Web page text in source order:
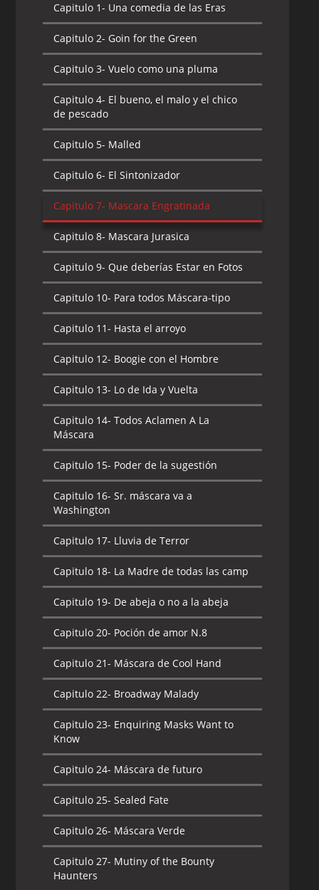
Capitulo 2- El Lado Más Verde de La
Máscara Parte 2
Capitulo 3-El Dúo Terrible
Capitulo 4-Un Paseo Salvaje
Capitulo 5-La sombra de Skillit
Capitulo 6- La Máscara Gemela
Capitulo 7- Una Novia para Pretorius
Capitulo 8- Doble Reverso
Capitulo 9- Ipkissia Aguda
Capitulo 10-Máscara Marciana
Capitulo 11- ¡Voten por mí!
Capitulo 12- Perro Enlatado
Capitulo 13- Noche de Halloween
Capitulo 14- Santa Máscara
Capitulo 15- Personalidad Dividida
Capitulo 1- Una comedia de las Eras
Capitulo 2- Goin for the Green
Capitulo 3- Vuelo como una pluma
Capitulo 4- El bueno, el malo y el chico
de pescado
Capitulo 5- Malled
Capitulo 6- El Sintonizador
Capitulo 7- Mascara Engratinada
Capitulo 8- Mascara Jurasica
Capitulo 9- Que deberías Estar en Fotos
Capitulo 10- Para todos Máscara-tipo
Capitulo 11- Hasta el arroyo
Capitulo 12- Boogie con el Hombre
Capitulo 13- Lo de Ida y Vuelta
Capitulo 14- Todos Aclamen A La
Máscara
Capitulo 15- Poder de la sugestión
Capitulo 16- Sr. máscara va a
Washington
Capitulo 17- Lluvia de Terror
Capitulo 18- La Madre de todas las camp
Capitulo 19- De abeja o no a la abeja
Capitulo 20- Poción de amor N.8
Capitulo 21- Máscara de Cool Hand
Capitulo 22- Broadway Malady
Capitulo 23- Enquiring Masks Want to
Know
Capitulo 24- Máscara de futuro
Capitulo 25- Sealed Fate
Capitulo 26- Máscara Verde
Capitulo 27- Mutiny of the Bounty
Haunters